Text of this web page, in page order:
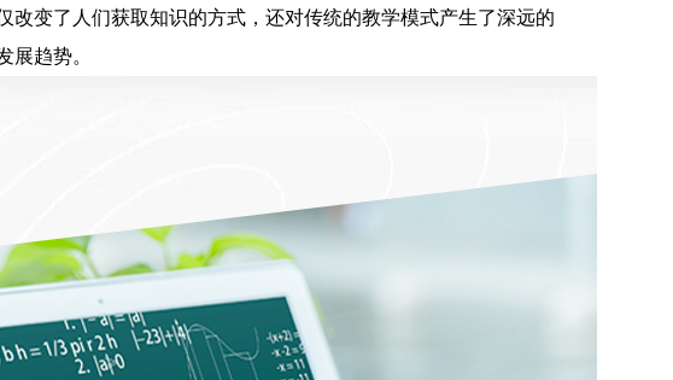
变了人们获取知识的方式，还对传统的教学模式产生了深远的
展趋势。